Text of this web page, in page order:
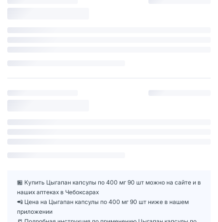
🏪 Купить Цыгапан капсулы по 400 мг 90 шт можно на сайте и в
наших аптеках в Чебоксарах
📲 Цена на Цыгапан капсулы по 400 мг 90 шт ниже в нашем
приложении